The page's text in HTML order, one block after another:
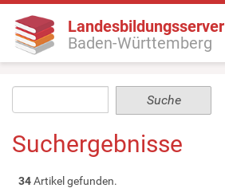
Landesbildungsserver
Baden-Württemberg
Suchergebnisse
34Artikel gefunden.